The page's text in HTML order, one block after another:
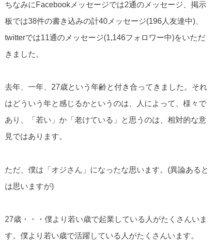
ちなみにFacebookメッセージでは2通のメッセージ、掲示
板では38件の書き込みの計40メッセージ(196人友達中)、
twitterでは11通のメッセージ(1,146フォロワー中)をいただ
きました。
去年、一年、27歳という年齢と付き合ってきました。それ
はどういう年と感じるかというのは、人によって、様々で
あり、「若い」か「老けている」と思うのは、相対的な意
見ではあります。
ただ、僕は「オジさん」になったな思います。(異論あると
は思いますが)
27歳・・・僕より若い歳で起業している人がたくさんいま
す。僕より若い歳で活躍している人がたくさんいます。